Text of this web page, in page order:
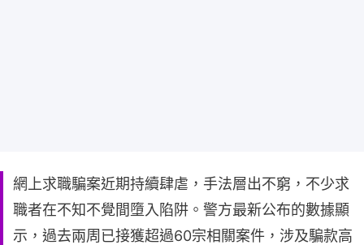
網上求職騙案近期持續肆虐，手法層出不窮，不少求
職者在不知不覺間墮入陷阱。警方最新公布的數據顯
示，過去兩周已接獲超過60宗相關案件，涉及騙款高